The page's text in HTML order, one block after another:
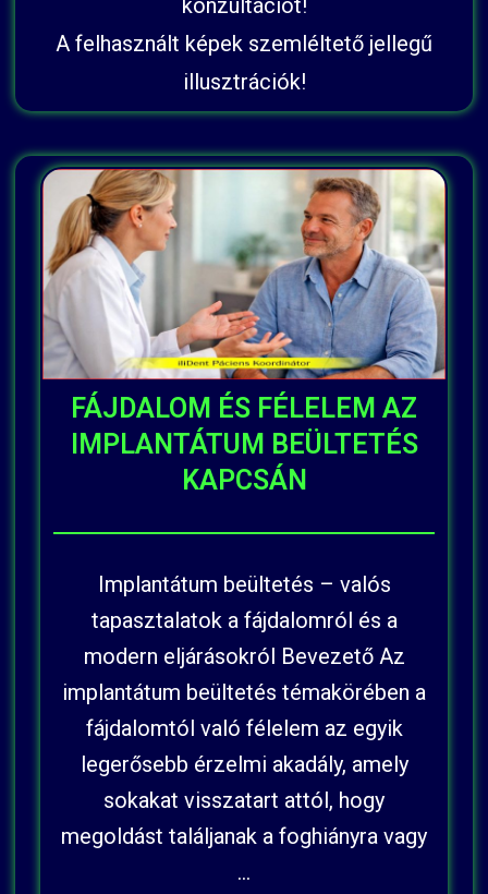
konzultációt!
A felhasznált képek szemléltető jellegű
illusztrációk!
FÁJDALOM ÉS FÉLELEM AZ
IMPLANTÁTUM BEÜLTETÉS
KAPCSÁN
Implantátum beültetés – valós
tapasztalatok a fájdalomról és a
modern eljárásokról Bevezető Az
implantátum beültetés témakörében a
fájdalomtól való félelem az egyik
legerősebb érzelmi akadály, amely
sokakat visszatart attól, hogy
megoldást találjanak a foghiányra vagy
...